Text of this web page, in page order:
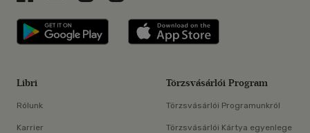
Libri applikáció Szerezd meg: Google
Libri
Rólunk
Karrier
Törzsvásárlói Program
Törzsvásárlói Programunkról
Törzsvásárlói Kártya egyenlege